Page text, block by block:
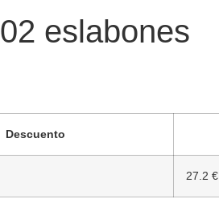
eslabones
Descuento
27.2 €